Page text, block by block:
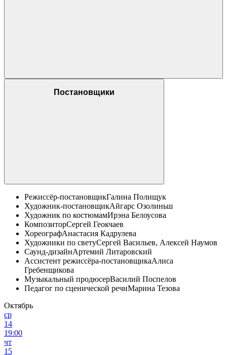
Постановщики
Режиссёр-постановщикГалина Полищук
Художник-постановщикАйгарс Озолиньш
Художник по костюмамИрэна Белоусова
КомпозиторСергей Геокчаев
ХореографАнастасия Кадрулева
Художники по светуСергей Васильев, Алексей Наумов
Саунд-дизайнАртемий Литаровский
Ассистент режиссёра-постановщикаАлиса
Гребенщикова
Музыкальный продюсерВасилий Поспелов
Педагог по сценической речиМарина Тезова
Октябрь
ср
14
19:00
чт
15